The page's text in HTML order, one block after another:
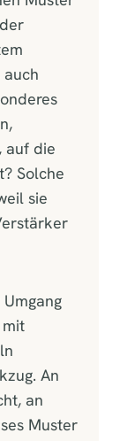
auch
auf die
Solche
sie
An
an
Muster